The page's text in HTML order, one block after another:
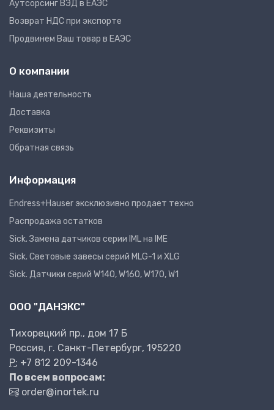
Аутсорсинг ВЭД в ЕАЭС
Возврат НДС при экспорте
Продвинем Ваш товар в ЕАЭС
О компании
Наша деятельность
Доставка
Реквизиты
Обратная связь
Информация
Endress+Hauser эксклюзивно продает техно
Распродажа остатков
Sick. Замена датчиков серии IML на IME
Sick. Световые завесы серий MLG-1 и XLG
Sick. Датчики серий W140, W160, W170, W1
ООО "ДАНЭКС"
Тихорецкий пр., дом 17 Б
Россия, г. Санкт-Петербург, 195220
P: +7 812 209-1346
По всем вопросам:
order@inortek.ru